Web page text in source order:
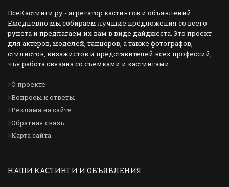
ВсеКастинги.ру - агрегатор кастингов и объявлений.
Ежедневно мы собираем лучшие предложения со всего
рунета и предлагаем их вам в виде дайджеста. Это проект
для актеров, моделей, танцоров, а также фотографов,
стилистов, визажистов и представителей всех профессий,
чья работа связана со съемками и кастингами.
О проекте
Вопросы и ответы
Реклама на сайте
Обратная связь
Карта сайта
НАШИ КАСТИНГИ И ОБЪЯВЛЕНИЯ